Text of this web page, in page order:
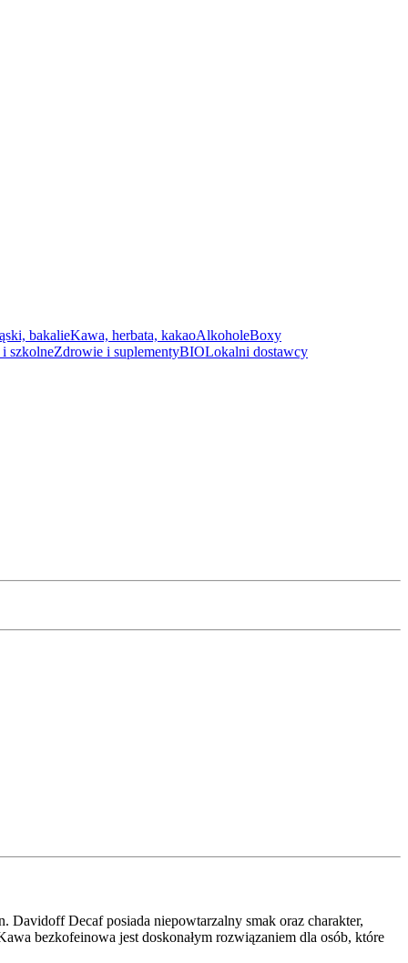
bakalieKawa, herbata, kakaoAlkoholeBoxy
szkolneZdrowie i suplementyBIOLokalni dostawcy
Davidoff Decaf posiada niepowtarzalny smak oraz charakter,
bezkofeinowa jest doskonałym rozwiązaniem dla osób, które